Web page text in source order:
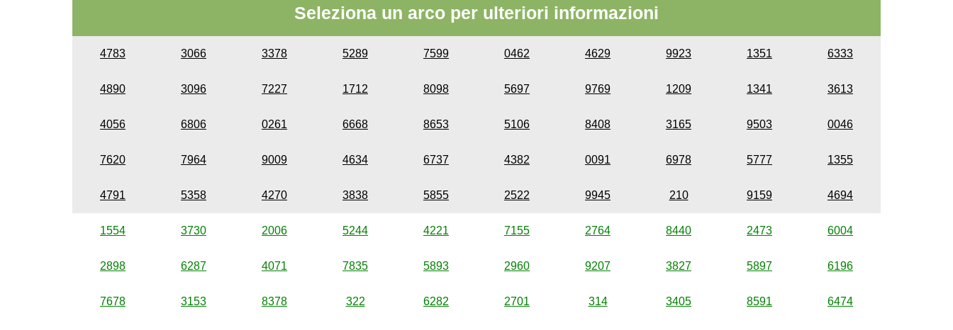
Seleziona un arco per ulteriori informazioni
4783 3066 3378 5289 7599 0462 4629 9923 1351 6333
4890 3096 7227 1712 8098 5697 9769 1209 1341 3613
4056 6806 0261 6668 8653 5106 8408 3165 9503 0046
7620 7964 9009 4634 6737 4382 0091 6978 5777 1355
4791 5358 4270 3838 5855 2522 9945 210 9159 4694
1554 3730 2006 5244 4221 7155 2764 8440 2473 6004
2898 6287 4071 7835 5893 2960 9207 3827 5897 6196
7678 3153 8378 322 6282 2701 314 3405 8591 6474